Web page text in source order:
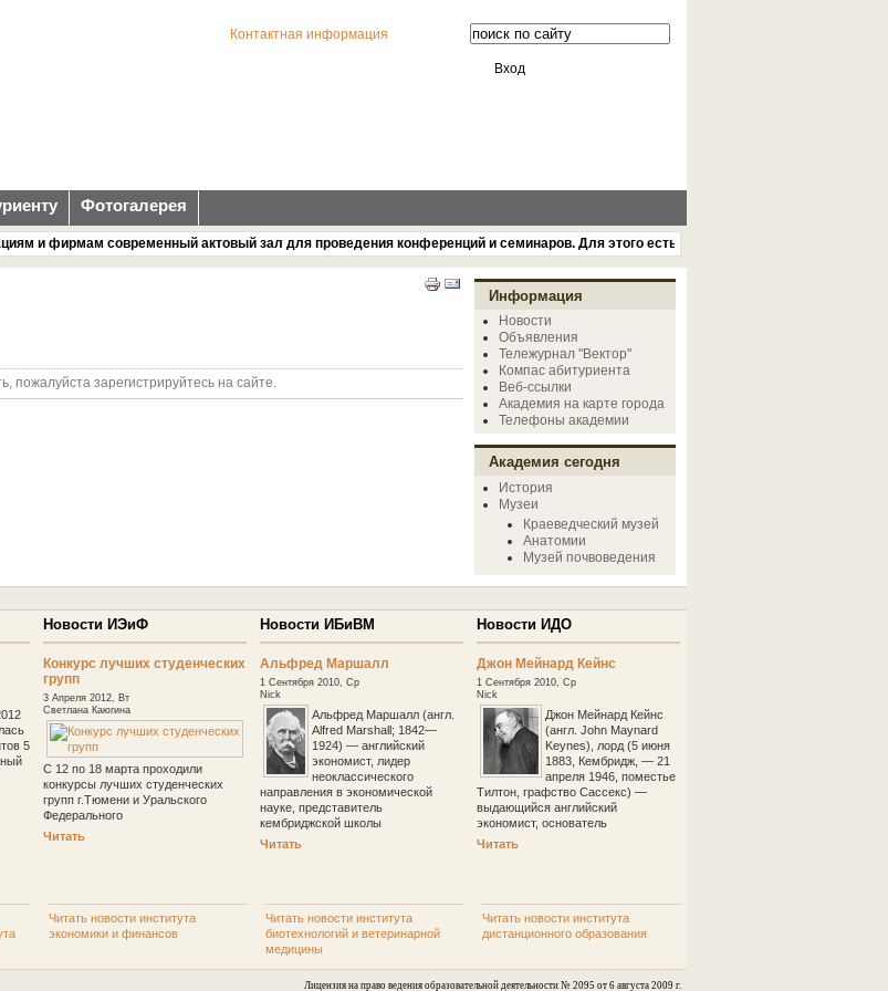
Контактная информация
Вход
Фотогалерея
и фирмам современный актовый зал для проведения конференций и семинаров. Для этого есть удобная большая парковочная
пожалуйста зарегистрируйтесь на сайте.
Информация
Новости
Объявления
Тележурнал "Вектор"
Компас абитуриента
Веб-ссылки
Академия на карте города
Телефоны академии
Академия сегодня
История
Музеи
Краеведческий музей
Анатомии
Музей почвоведения
5
Новости ИЭиФ
Конкурс лучших студенческих
групп
3 Апреля 2012, Вт
Светлана Каюгина
С 12 по 18 марта проходили
конкурсы лучших студенческих
групп г.Тюмени и Уральского
Федерального
Читать
Новости ИБиВМ
Альфред Маршалл
1 Сентября 2010, Ср
Nick
Альфред Маршалл (англ.
Alfred Marshall; 1842—
1924) — английский
экономист, лидер
неоклассического
направления в экономической
науке, представитель
кембриджской школы
Читать
Новости ИДО
Джон Мейнард Кейнс
1 Сентября 2010, Ср
Nick
Джон Мейнард Кейнс
(англ. John Maynard
Keynes), лорд (5 июня
1883, Кембридж, — 21
апреля 1946, поместье
Тилтон, графство Сассекс) —
выдающийся английский
экономист, основатель
Читать
Читать новости института
экономики и финансов
Читать новости института
биотехнологий и ветеринарной
медицины
Читать новости института
дистанционного образования
Лицензия на право ведения образовательной деятельности № 2095 от 6 августа 2009 г.